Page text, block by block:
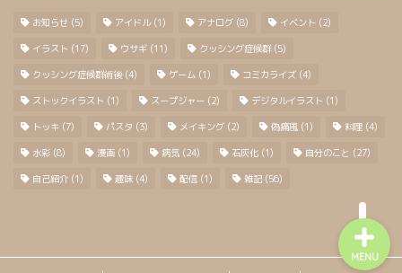
お知らせ (5) アイドル(1) アナログ (8) イベント (2)
イラスト (17) ウサギ (11) クッシング症候群(5)
クッシング症候群術後(4) ゲーム (1) コミカライズ (4)
ストックイラスト (1) スープジャー (2) デジタルイラスト (1)
トッキ (7) パスタ (3) メイキング (2) 偽痛風 (1) 料理 (4)
水彩 (8) 漫画 (1) 病気 (24) 石灰化 (1) 自分のこと (27)
自己紹介 (1) 趣味 (4) 配信 (1) 雑記 (56)
MENU
CONTACT